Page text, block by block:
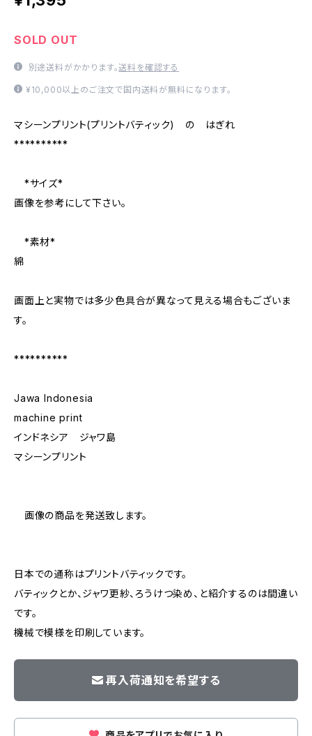
SOLD OUT
別途送料がかかります。送料を確認する
¥10,000以上のご注文で国内送料が無料になります。
マシーンプリント(プリントバティック) の はぎれ
**********
*サイズ*
画像を参考にして下さい。
*素材*
綿
画面上と実物では多少色具合が異なって見える場合もございま
す。
**********
Jawa Indonesia
machine print
インドネシア ジャワ島
マシーンプリント
画像の商品を発送致します。
日本での通称はプリントバティックです。
バティックとか、ジャワ更紗、ろうけつ染め、と紹介するのは間違い
です。
機械で模様を印刷しています。
再入荷通知を希望する